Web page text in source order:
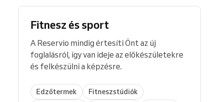
Fitnesz és sport
A Reservio mindig értesíti Önt az új
foglalásról, így van ideje az előkészületekre
és felkészülni a képzésre.
Edzőtermek
Fitneszstúdiók